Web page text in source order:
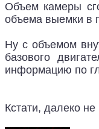
Объем камеры
объема выемки в
Ну с объемом
базового
информацию по
Кстати, далеко